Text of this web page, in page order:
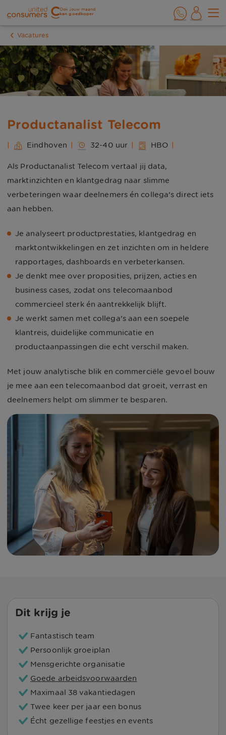
Ook jouw maand
kan goedkoper
Vacatures
Productanalist Telecom
| Eindhoven | 32-40 uur | HBO |
Als Productanalist Telecom vertaal jij data,
marktinzichten en klantgedrag naar slimme
verbeteringen waar deelnemers én collega’s direct iets
aan hebben.
Je analyseert productprestaties, klantgedrag en
marktontwikkelingen en zet inzichten om in heldere
rapportages, dashboards en verbeterkansen.
Je denkt mee over proposities, prijzen, acties en
business cases, zodat ons telecomaanbod
commercieel sterk én aantrekkelijk blijft.
Je werkt samen met collega’s aan een soepele
klantreis, duidelijke communicatie en
productaanpassingen die echt verschil maken.
Met jouw analytische blik en commerciële gevoel bouw
je mee aan een telecomaanbod dat groeit, verrast en
deelnemers helpt om slimmer te besparen.
Dit krijg je
Fantastisch team
Persoonlijk groeiplan
Mensgerichte organisatie
Goede arbeidsvoorwaarden
Maximaal 38 vakantiedagen
Twee keer per jaar een bonus
Écht gezellige feestjes en events